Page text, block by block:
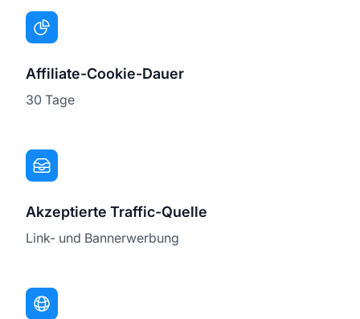
Affiliate-Cookie-Dauer
30 Tage
Akzeptierte Traffic-Quelle
Link- und Bannerwerbung